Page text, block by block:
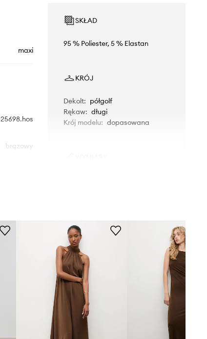
maxi
25698.hos
brązowy
SKŁAD
95 % Poliester, 5 % Elastan
KRÓJ
Dekolt: półgolf
Rękaw: długi
Krój modelu: dopasowana
Zalecamy wybór rozmiaru, jaki nosisz
zazwyczaj.
Tabela rozmiarów